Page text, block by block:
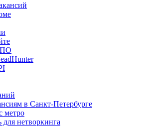
ПО
в Санкт-Петербурге
метро
для нетворкинга